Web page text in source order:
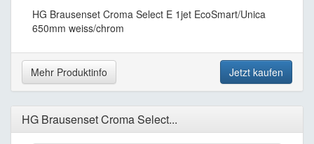
HG Brausenset Croma Select E 1jet EcoSmart/Unica
650mm weiss/chrom
Mehr Produktinfo Jetzt kaufen
HG Brausenset Croma Select...